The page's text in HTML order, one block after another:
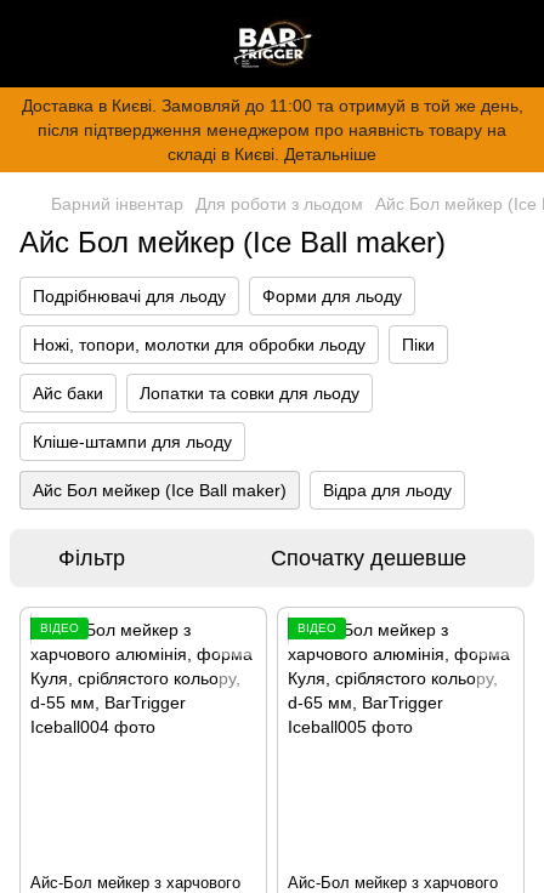
Доставка в Києві. Замовляй до 11:00 та отримуй в той же день,
після підтвердження менеджером про наявність товару на
складі в Києві. Детальніше
Барний інвентар Для роботи з льодом Айс Бол мейкер (Ice
Айс Бол мейкер (Ice Ball maker)
Подрібнювачі для льоду Форми для льоду
Ножі, топори, молотки для обробки льоду Піки
Айс баки Лопатки та совки для льоду
Кліше-штампи для льоду
Айс Бол мейкер (Ice Ball maker) Відра для льоду
Фільтр Спочатку дешевше
ВІДЕО
Айс-Бол мейкер з харчового
ВІДЕО
Айс-Бол мейкер з харчового